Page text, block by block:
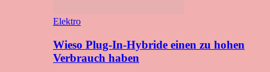
Elektro
Wieso Plug-In-Hybride einen zu hohen
Verbrauch haben